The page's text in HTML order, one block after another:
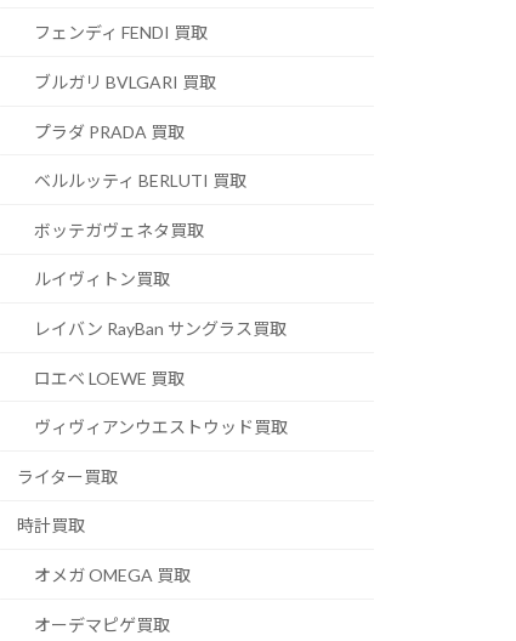
フェンディ FENDI 買取
ブルガリ BVLGARI 買取
プラダ PRADA 買取
ベルルッティ BERLUTI 買取
ボッテガヴェネタ買取
ルイヴィトン買取
レイバン RayBan サングラス買取
ロエベ LOEWE 買取
ヴィヴィアンウエストウッド買取
ライター買取
時計買取
オメガ OMEGA 買取
オーデマピゲ買取